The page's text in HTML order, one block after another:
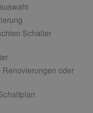
Schalter
oder